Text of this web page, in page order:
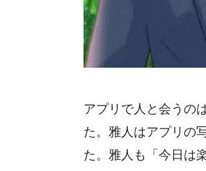
アプリで人と会うの
た。雅人はアプリの
た。雅人も「今日は